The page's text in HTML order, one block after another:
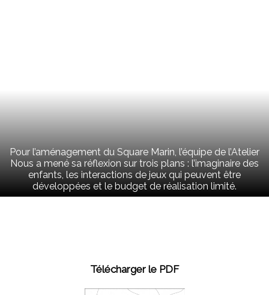
Pour l’aménagement du Square Marin, l’équipe de l’Atelier
Nous a mené sa réflexion sur trois plans : l’imaginaire des
enfants, les interactions de jeux qui peuvent être
développées et le budget de réalisation limité.
Télécharger le PDF